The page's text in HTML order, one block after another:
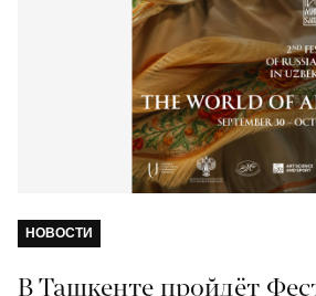
НОВОСТИ
В Ташкенте пройдёт